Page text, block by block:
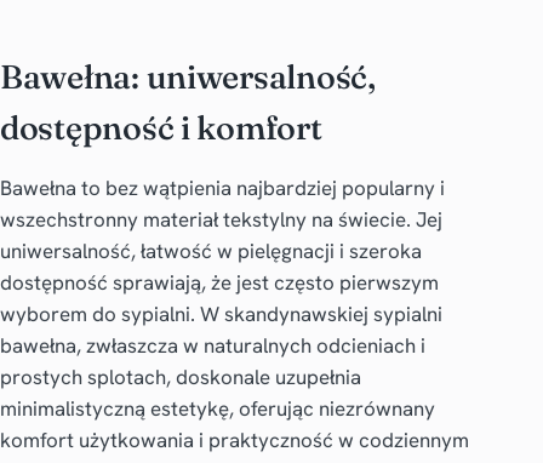
Bawełna: uniwersalność,
dostępność i komfort
Bawełna to bez wątpienia najbardziej popularny i
wszechstronny materiał tekstylny na świecie. Jej
uniwersalność, łatwość w pielęgnacji i szeroka
dostępność sprawiają, że jest często pierwszym
wyborem do sypialni. W skandynawskiej sypialni
bawełna, zwłaszcza w naturalnych odcieniach i
prostych splotach, doskonale uzupełnia
minimalistyczną estetykę, oferując niezrównany
komfort użytkowania i praktyczność w codziennym